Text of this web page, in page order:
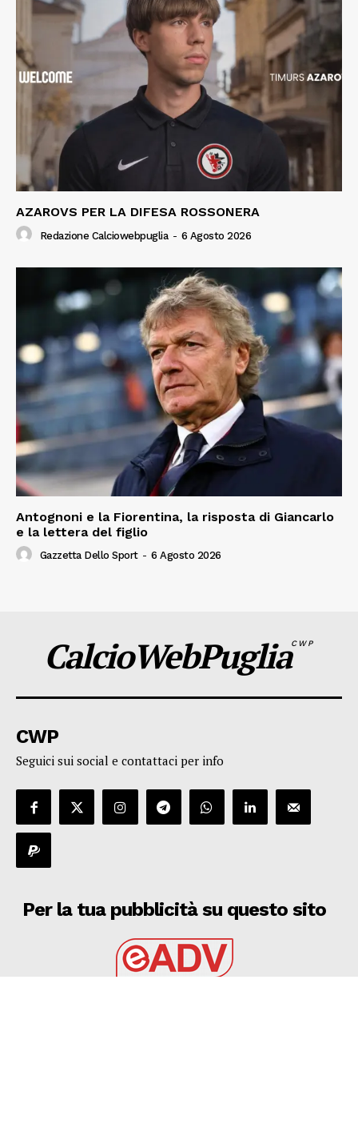
AZAROVS PER LA DIFESA ROSSONERA
Redazione Calciowebpuglia - 6 Agosto 2026
Antognoni e la Fiorentina, la risposta di Giancarlo
e la lettera del figlio
Gazzetta Dello Sport - 6 Agosto 2026
CalcioWebPugliaCWP
CWP
Seguici sui social e contattaci per info
Per la tua pubblicità su questo sito